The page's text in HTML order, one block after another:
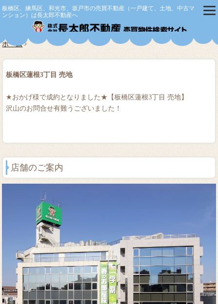
板橋区、練馬区、和光市、坂戸市の売買不動産（一戸建て、土地、中古マ
ンション）は長太郎不動産へ
ホーム
板橋区蓮根3丁目 売地
★おかげ様で成約となりました★【板橋区蓮根3丁目 売地】
沢山のお問合せ有難うございました！
店舗のご案内